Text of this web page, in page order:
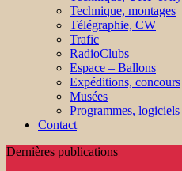
Technique, montages
Télégraphie, CW
Trafic
RadioClubs
Espace – Ballons
Expéditions, concours
Musées
Programmes, logiciels
Contact
Dernières publications